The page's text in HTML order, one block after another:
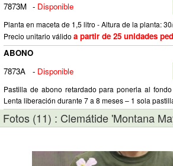
7873M - Disponible
Planta en maceta de 1,5 litro - Altura de la planta:
Precio unitario válido a partir de 25 unidades
ABONO
7873A
- Disponible
Pastilla de abono retardado para ponerla al
Lenta liberación durante 7 a 8 meses – 1 sola
Fotos (11) : Clemátide 'Montana